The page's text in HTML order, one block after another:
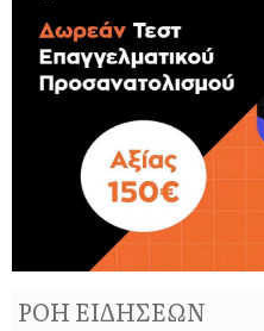
ΡΟΗ ΕΙΔΗΣΕΩΝ